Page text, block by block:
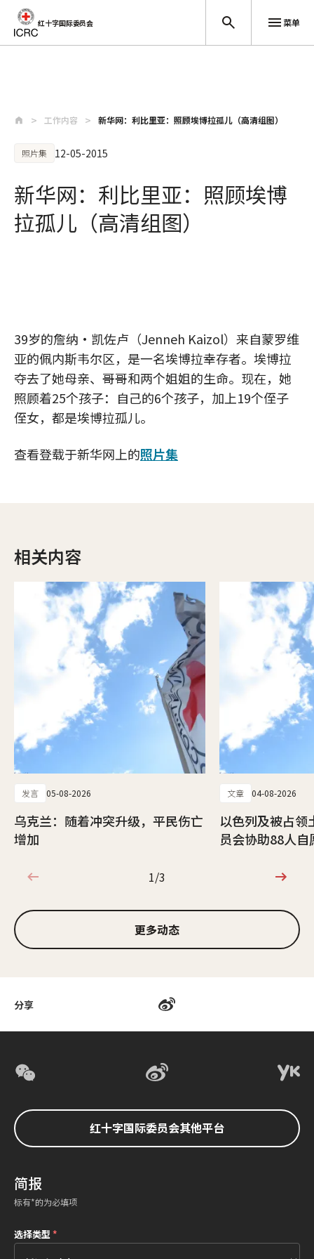
红十字国际委员会 菜单
工作内容 新华网：利比里亚：照顾埃博拉孤儿（高清组图）
照片集 12-05-2015
新华网：利比里亚：照顾埃博
拉孤儿（高清组图）
分享
39岁的詹纳·凯佐卢（Jenneh Kaizol）来自蒙罗维
亚的佩内斯韦尔区，是一名埃博拉幸存者。埃博拉
夺去了她母亲、哥哥和两个姐姐的生命。现在，她
照顾着25个孩子：自己的6个孩子，加上19个侄子
侄女，都是埃博拉孤儿。
查看登载于新华网上的照片集
相关内容
发言 05-08-2026
乌克兰：随着冲突升级，平民伤亡
增加
文章 04-08-2026
以色列及被占领
员会协助88人
1/3
1/3
更多动态
红十字国际委员会其他平台
简报
标有*的为必填项
选择类型*